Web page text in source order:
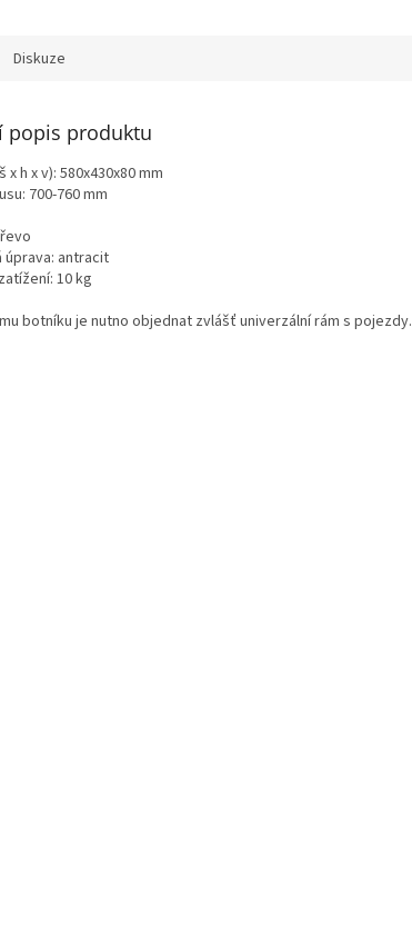
Diskuze
popis produktu
x h x v): 580x430x80 mm
700-760 mm
úprava: antracit
10 kg
botníku je nutno objednat zvlášť univerzální rám s pojezdy.